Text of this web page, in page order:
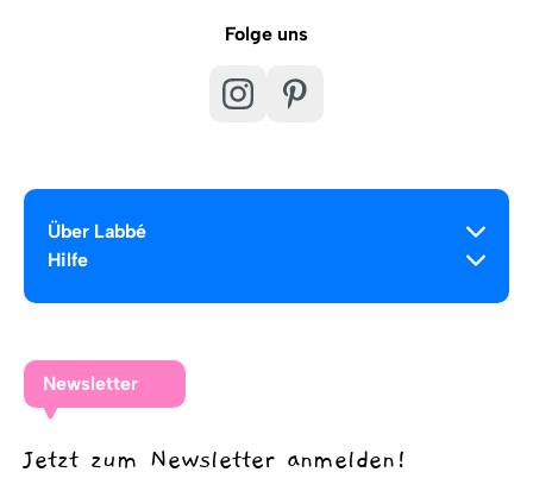
Folge uns
Über Labbé
Hilfe
Newsletter
Jetzt zum Newsletter anmelden!